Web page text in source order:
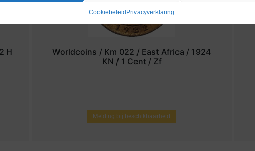
CookiebeleidPrivacyverklaring
H
Worldcoins / Km 022 / East Africa / 1924
KN / 1 Cent / Zf
Melding bij beschikbaarheid